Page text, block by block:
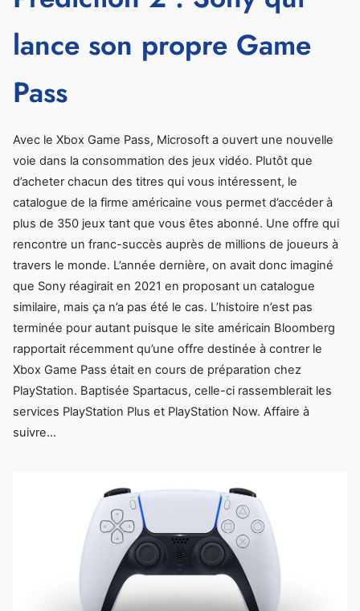
lance son propre Game
Pass
Avec le Xbox Game Pass, Microsoft a ouvert une nouvelle
voie dans la consommation des jeux vidéo. Plutôt que
d’acheter chacun des titres qui vous intéressent, le
catalogue de la firme américaine vous permet d’accéder à
plus de 350 jeux tant que vous êtes abonné. Une offre qui
rencontre un franc-succès auprès de millions de joueurs à
travers le monde. L’année dernière, on avait donc imaginé
que Sony réagirait en 2021 en proposant un catalogue
similaire, mais ça n’a pas été le cas. L’histoire n’est pas
terminée pour autant puisque le site américain Bloomberg
rapportait récemment qu’une offre destinée à contrer le
Xbox Game Pass était en cours de préparation chez
PlayStation. Baptisée Spartacus, celle-ci rassemblerait les
services PlayStation Plus et PlayStation Now. Affaire à
suivre…